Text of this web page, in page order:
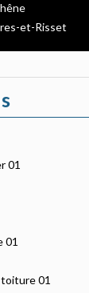
et-Risset
01
01
01